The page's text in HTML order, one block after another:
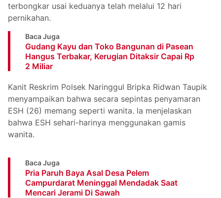
terbongkar usai keduanya telah melalui 12 hari
pernikahan.
Baca Juga
Gudang Kayu dan Toko Bangunan di Pasean
Hangus Terbakar, Kerugian Ditaksir Capai Rp
2 Miliar
Kanit Reskrim Polsek Naringgul Bripka Ridwan Taupik
menyampaikan bahwa secara sepintas penyamaran
ESH (26) memang seperti wanita. la menjelaskan
bahwa ESH sehari-harinya menggunakan gamis
wanita.
Baca Juga
Pria Paruh Baya Asal Desa Pelem
Campurdarat Meninggal Mendadak Saat
Mencari Jerami Di Sawah